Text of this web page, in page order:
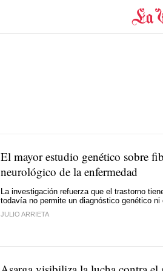
El mayor estudio genético sobre
neurológico de la enfermedad
La investigación refuerza que el trastorno
todavía no permite un diagnóstico genético
JULIO ARRIETA